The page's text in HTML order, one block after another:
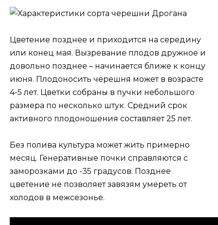
Цветение позднее и приходится на середину
или конец мая. Вызревание плодов дружное и
довольно позднее – начинается ближе к концу
июня. Плодоносить черешня может в возрасте
4-5 лет. Цветки собраны в пучки небольшого
размера по несколько штук. Средний срок
активного плодоношения составляет 25 лет.
Без полива культура может жить примерно
месяц. Генеративные почки справляются с
заморозками до -35 градусов. Позднее
цветение не позволяет завязям умереть от
холодов в межсезонье.